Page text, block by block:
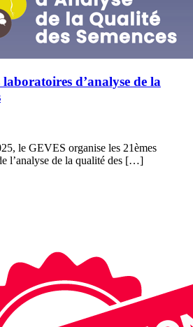
laboratoires d’analyse de la
le GEVES organise les 21èmes
l’analyse de la qualité des […]